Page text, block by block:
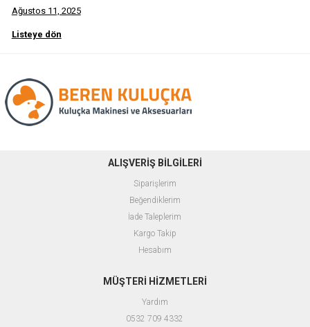
Ağustos 11, 2025
Listeye dön
ALIŞVERİŞ BİLGİLERİ
Siparişlerim
Beğendiklerim
İade Taleplerim
Kargo Takip
Hesabım
MÜŞTERİ HİZMETLERİ
Yardım
0532 709 4332